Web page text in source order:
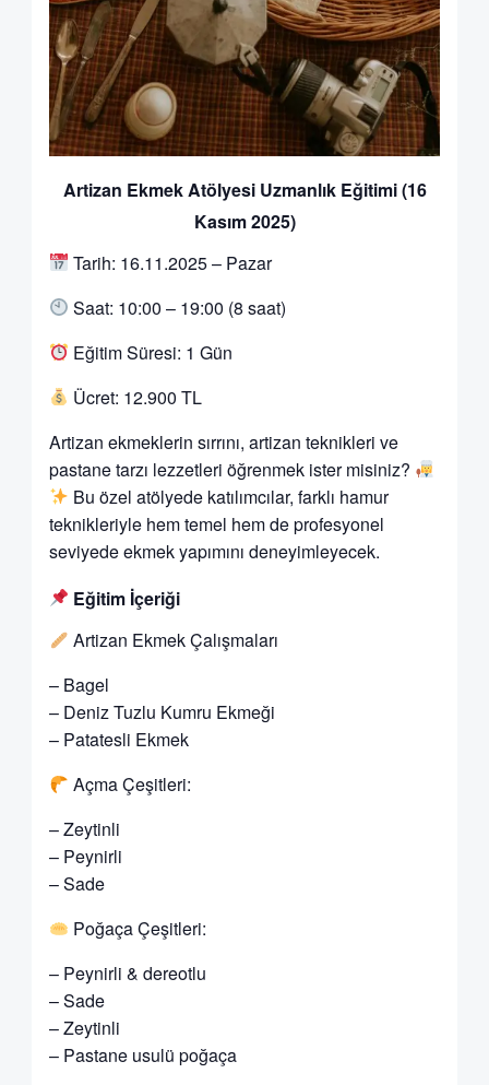
Artizan Ekmek Atölyesi Uzmanlık Eğitimi (16
Kasım 2025)
Tarih: 16.11.2025 – Pazar
Saat: 10:00 – 19:00 (8 saat)
Eğitim Süresi: 1 Gün
Ücret: 12.900 TL
Artizan ekmeklerin sırrını, artizan teknikleri ve
pastane tarzı lezzetleri öğrenmek ister misiniz?
Bu özel atölyede katılımcılar, farklı hamur
teknikleriyle hem temel hem de profesyonel
seviyede ekmek yapımını deneyimleyecek.
Eğitim İçeriği
Artizan Ekmek Çalışmaları
– Bagel
– Deniz Tuzlu Kumru Ekmeği
– Patatesli Ekmek
Açma Çeşitleri:
– Zeytinli
– Peynirli
– Sade
Poğaça Çeşitleri:
– Peynirli & dereotlu
– Sade
– Zeytinli
– Pastane usulü poğaça